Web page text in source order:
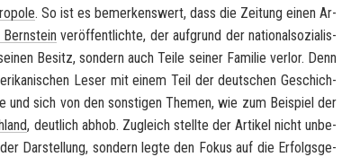
. So ist es be­mer­kens­wert, dass die Zei­tung einen Ar­
ver­öf­fent­lich­te, der auf­grund der na­tio­nal­so­zia­lis­
Be­sitz, son­dern auch Teile sei­ner Fa­mi­lie ver­lor. Denn
Leser mit einem Teil der deut­schen Ge­schich­
sich von den sons­ti­gen The­men, wie zum Bei­spiel der
, deut­lich abhob. Zu­gleich stell­te der Ar­ti­kel nicht un­be­
Dar­stel­lung, son­dern legte den Fokus auf die Er­folgs­ge­